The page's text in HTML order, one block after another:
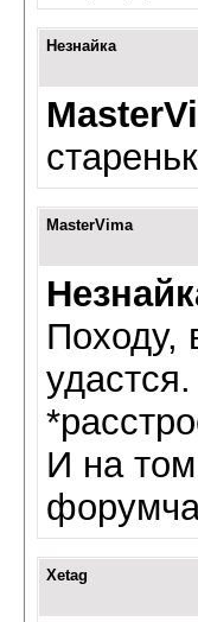
Незнайка
MasterVima
Походу,
удастся.
И на
Xetag